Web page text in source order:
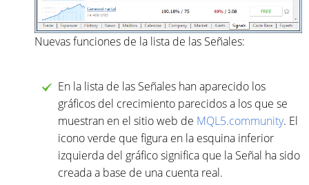
Nuevas funciones de la lista de las Señales:
En la lista de las Señales han aparecido los
gráficos del crecimiento parecidos a los que se
muestran en el sitio web de MQL5.community. El
icono verde que figura en la esquina inferior
izquierda del gráfico significa que la Señal ha sido
creada a base de una cuenta real.